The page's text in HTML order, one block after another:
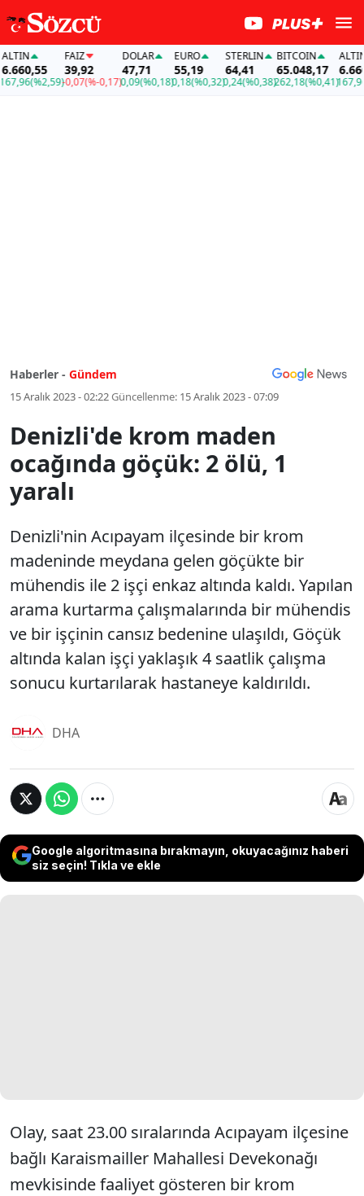
(%2,59)
FAİZ
39,92
-0,07(%-0,17)
DOLAR
47,71
0,09(%0,18)
EURO
55,19
0,18(%0,32)
STERLIN
64,41
0,24(%0,38)
BITCOIN
65.048,17
262,18(%0,41)
ALTIN
167,96
Haberler - Gündem
15 Aralık 2023 - 02:22Güncellenme: 15 Aralık 2023 - 07:09
Denizli'de krom maden
ocağında göçük: 2 ölü, 1
yaralı
Denizli'nin Acıpayam ilçesinde bir krom
madeninde meydana gelen göçükte bir
mühendis ile 2 işçi enkaz altında kaldı. Yapılan
arama kurtarma çalışmalarında bir mühendis
ve bir işçinin cansız bedenine ulaşıldı, Göçük
altında kalan işçi yaklaşık 4 saatlik çalışma
sonucu kurtarılarak hastaneye kaldırıldı.
DHA
Google algoritmasına bırakmayın, okuyacağınız haberi
siz seçin! Tıkla ve ekle
Olay, saat 23.00 sıralarında Acıpayam ilçesine
bağlı Karaismailler Mahallesi Devekonağı
mevkisinde faaliyet gösteren bir krom